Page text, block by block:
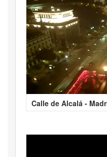
Calle de Alcalá -